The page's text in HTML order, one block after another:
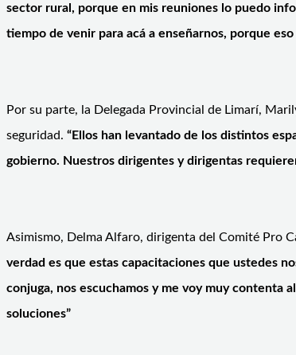
sector rural, porque en mis reuniones lo puedo
tiempo de venir para acá a enseñarnos, porque
Por su parte, la Delegada Provincial de Limarí,
seguridad. “Ellos han levantado de los distintos
gobierno. Nuestros dirigentes y dirigentas
Asimismo, Delma Alfaro, dirigenta del Comité Pro
verdad es que estas capacitaciones que ustedes
conjuga, nos escuchamos y me voy muy contenta
soluciones”